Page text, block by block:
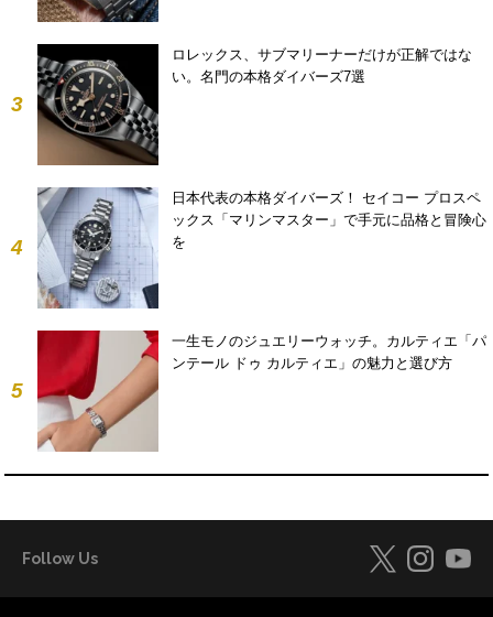
3
ロレックス、サブマリーナーだけが正解ではな
い。名門の本格ダイバーズ7選
4
日本代表の本格ダイバーズ！ セイコー プロスペ
ックス「マリンマスター」で手元に品格と冒険心
を
5
一生モノのジュエリーウォッチ。カルティエ「パ
ンテール ドゥ カルティエ」の魅力と選び方
Follow Us